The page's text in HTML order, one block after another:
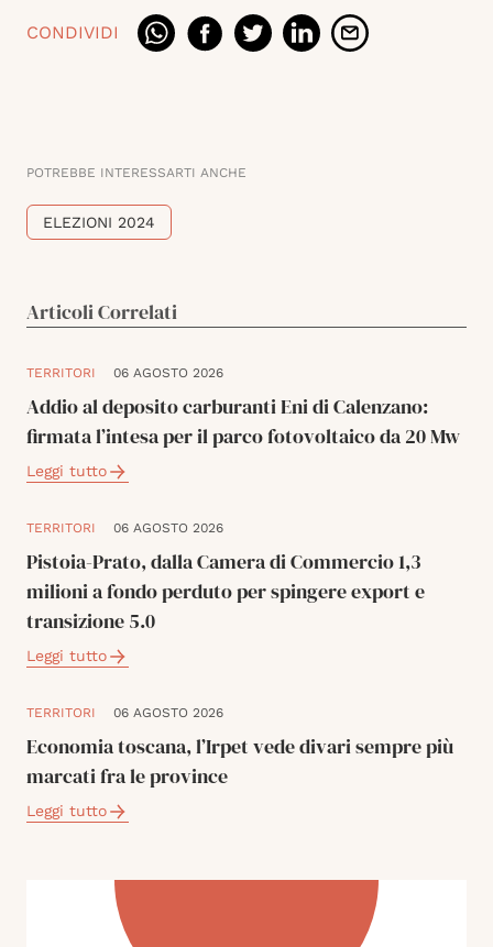
CONDIVIDI
POTREBBE INTERESSARTI ANCHE
ELEZIONI 2024
Articoli Correlati
TERRITORI 06 AGOSTO 2026
Addio al deposito carburanti Eni di Calenzano:
firmata l’intesa per il parco fotovoltaico da 20 Mw
Leggi tutto
TERRITORI 06 AGOSTO 2026
Pistoia-Prato, dalla Camera di Commercio 1,3
milioni a fondo perduto per spingere export e
transizione 5.0
Leggi tutto
TERRITORI 06 AGOSTO 2026
Economia toscana, l’Irpet vede divari sempre più
marcati fra le province
Leggi tutto